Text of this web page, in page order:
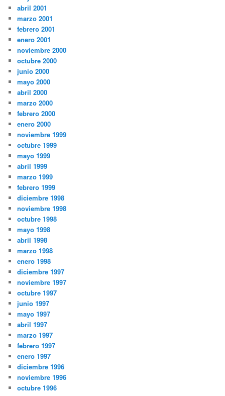
abril 2001
marzo 2001
febrero 2001
enero 2001
noviembre 2000
octubre 2000
junio 2000
mayo 2000
abril 2000
marzo 2000
febrero 2000
enero 2000
noviembre 1999
octubre 1999
mayo 1999
abril 1999
marzo 1999
febrero 1999
diciembre 1998
noviembre 1998
octubre 1998
mayo 1998
abril 1998
marzo 1998
enero 1998
diciembre 1997
noviembre 1997
octubre 1997
junio 1997
mayo 1997
abril 1997
marzo 1997
febrero 1997
enero 1997
diciembre 1996
noviembre 1996
octubre 1996